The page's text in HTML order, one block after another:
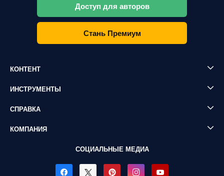
Доступ для авторов
Стань Премиум
КОНТЕНТ
ИНСТРУМЕНТЫ
СПРАВКА
КОМПАНИЯ
СОЦИАЛЬНЫЕ МЕДИА